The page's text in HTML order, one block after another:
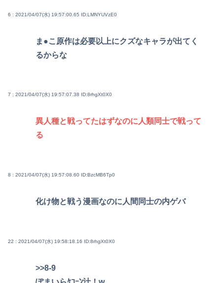
6 : 2021/04/07(水) 19:57:00.65 ID:LMNYUVzE0
ま●こ原作は必要以上にクズなキャラが出てく
るからな
7 : 2021/04/07(水) 19:57:07.38 ID:8rhgXt0X0
異人種と戦ってたはずなのに人類同士で戦って
る
8 : 2021/04/07(水) 19:57:08.60 ID:BzcMB6Tp0
化け物と戦う漫画なのに人間同士の内ゲバ
22 : 2021/04/07(水) 19:58:18.16 ID:8rhgXt0X0
>>8-9